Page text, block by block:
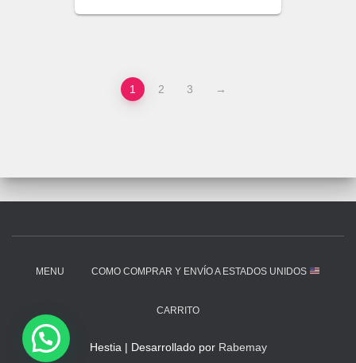
1 2 3 →
MENU COMO COMPRAR Y ENVÍO A ESTADOS UNIDOS
CARRITO
Hestia | Desarrollado por Rabemay